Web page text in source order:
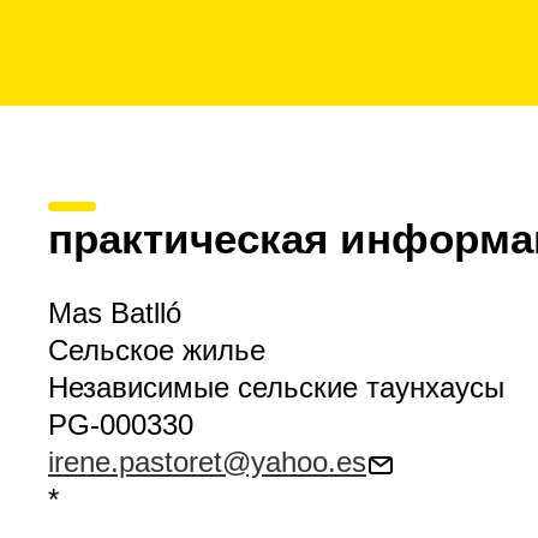
практическая
Mas Batlló
Сельское жилье
Независимые сельские таунхаусы
PG-000330
irene.pastoret@yahoo.es
*